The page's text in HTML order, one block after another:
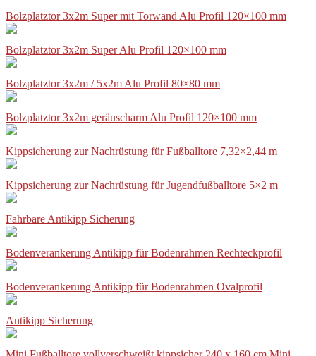
Bolzplatztor 3x2m Super mit Torwand Alu Profil 120×100 mm
Bolzplatztor 3x2m Super Alu Profil 120×100 mm
Bolzplatztor 3x2m / 5x2m Alu Profil 80×80 mm
Bolzplatztor 3x2m geräuscharm Alu Profil 120×100 mm
Kippsicherung zur Nachrüstung für Fußballtore 7,32×2,44 m
Kippsicherung zur Nachrüstung für Jugendfußballtore 5×2 m
Fahrbare Antikipp Sicherung
Bodenverankerung Antikipp für Bodenrahmen Rechteckprofil
Bodenverankerung Antikipp für Bodenrahmen Ovalprofil
Antikipp Sicherung